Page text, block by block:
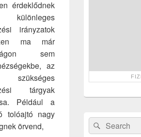
érdeklődnek
irányzatok
ma már
sem
az
tárgyak
Például a
tolóajtó nagy
örvend,
Search
for:
Search